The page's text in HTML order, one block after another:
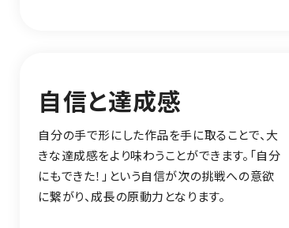
自信と達成感
自分の手で形にした作品を手に取ることで、大
きな達成感をより味わうことができます。「自分
にもできた！」という自信が次の挑戦への意欲
に繋がり、成長の原動力となります。